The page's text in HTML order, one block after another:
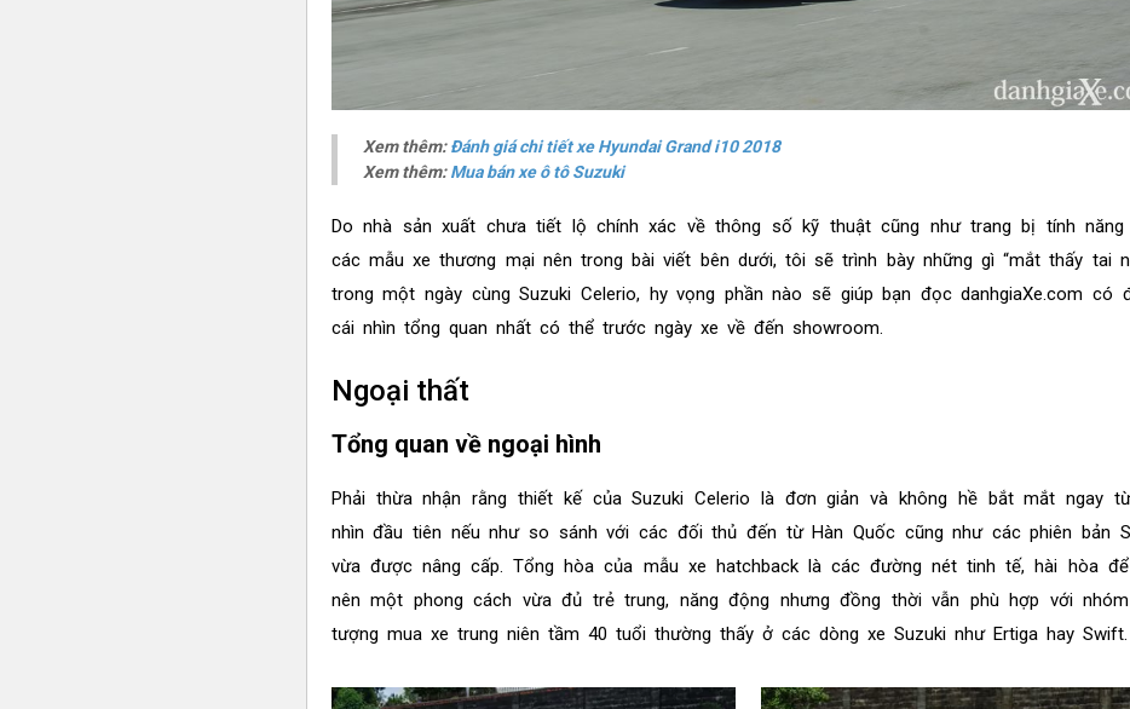
Xem thêm:Đánh giá chi tiết xe Hyundai Grand i10 2018
Xem thêm:Mua bán xe ô tô Suzuki
Do nhà sản xuất chưa tiết lộ chính xác về thông số kỹ thuật cũng như trang bị tính năng
các mẫu xe thương mại nên trong bài viết bên dưới, tôi sẽ trình bày những gì “mắt thấy tai
trong một ngày cùng Suzuki Celerio, hy vọng phần nào sẽ giúp bạn đọc danhgiaXe.com có
cái nhìn tổng quan nhất có thể trước ngày xe về đến showroom.
Ngoại thất
Tổng quan về ngoại hình
Phải thừa nhận rằng thiết kế của Suzuki Celerio là đơn giản và không hề bắt mắt ngay
nhìn đầu tiên nếu như so sánh với các đối thủ đến từ Hàn Quốc cũng như các phiên bản
vừa được nâng cấp. Tổng hòa của mẫu xe hatchback là các đường nét tinh tế, hài hòa
nên một phong cách vừa đủ trẻ trung, năng động nhưng đồng thời vẫn phù hợp với
tượng mua xe trung niên tầm 40 tuổi thường thấy ở các dòng xe Suzuki như Ertiga hay Swift.